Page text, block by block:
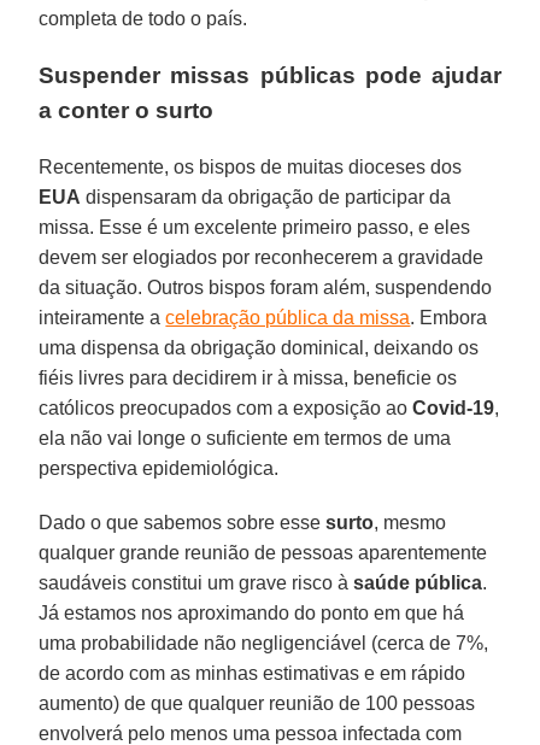
completa de todo o país.
Suspender missas públicas pode ajudar
a conter o surto
Recentemente, os bispos de muitas dioceses dos
EUA dispensaram da obrigação de participar da
missa. Esse é um excelente primeiro passo, e eles
devem ser elogiados por reconhecerem a gravidade
da situação. Outros bispos foram além, suspendendo
inteiramente acelebração pública da missa. Embora
uma dispensa da obrigação dominical, deixando os
fiéis livres para decidirem ir à missa, beneficie os
católicos preocupados com a exposição aoCovid-19,
ela não vai longe o suficiente em termos de uma
perspectiva epidemiológica.
Dado o que sabemos sobre essesurto, mesmo
qualquer grande reunião de pessoas aparentemente
saudáveis constitui um grave risco àsaúde pública.
Já estamos nos aproximando do ponto em que há
uma probabilidade não negligenciável (cerca de 7%,
de acordo com as minhas estimativas e em rápido
aumento) de que qualquer reunião de 100 pessoas
envolverá pelo menos uma pessoa infectada com